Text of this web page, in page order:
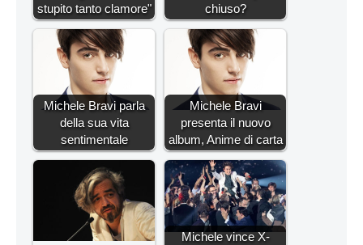
stupito tanto clamore"
chiuso?
Michele Bravi parla
della sua vita
sentimentale
Michele Bravi
presenta il nuovo
album, Anime di carta
Michele vince X-